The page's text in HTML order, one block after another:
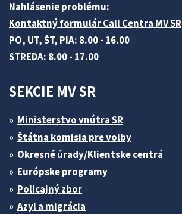
Nahlásenie problému:
Kontaktný formulár Call Centra MV SR
PO, UT, ŠT, PIA: 8.00 - 16.00
STREDA: 8.00 - 17.00
SEKCIE MV SR
Ministerstvo vnútra SR
Štátna komisia pre volby
Okresné úrady/Klientske centrá
Európske programy
Policajný zbor
Azyl a migrácia